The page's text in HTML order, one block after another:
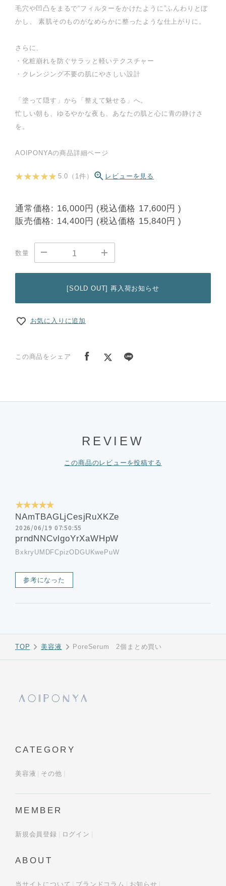
毛穴や凹凸をまるで“フィルターをかけたように”ふんわりとぼ
かし、 素肌そのものがなめらかに整ったような仕上がりに。
さらに、
・化粧崩れを防ぐサラッと軽いテクスチャー
・クレンジング不要の肌にやさしい設計
「塗って隠す」から「整えて魅せる」へ。
忙しい朝も、ゆるやかな夜も、あなたの肌と心に青の静けさ
を。
AOIPONYAの商品詳細ページ
★ ★ ★ ★ ★ 5.0（1件） レビューを見る
通常価格: 16,000円 (税込価格 17,600円 )
販売価格: 14,400円 (税込価格 15,840円 )
数量
[SOLD OUT] 再入荷お知らせ
お気に入りに追加
この商品をシェア
REVIEW
この商品のレビューを投稿する
★★★★★
NAmTBAGLjCesjRuXKZe
2026/06/19 07:50:55
prndNNCvlgoYrXaWHpW
BxkryUMDFCpizODGUKwePuW
参考になった
TOP 美容液 PoreSerum 2個まとめ買い
CATEGORY
美容液 その他
MEMBER
新規会員登録 ログイン
ABOUT
当サイトについて ブランドコラム お知らせ